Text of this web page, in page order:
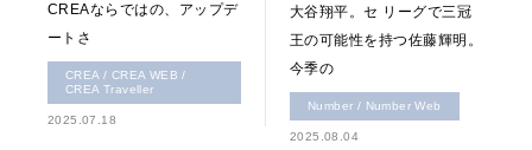
CREAならではの、アップデ
ートさ
CREA / CREA WEB /
CREA Traveller
2025.07.18
大谷翔平。セ リーグで三冠
王の可能性を持つ佐藤輝明。
今季の
Number / Number Web
2025.08.04